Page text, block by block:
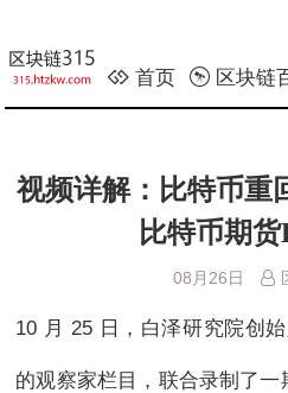
首页 区块链
视频详解：比特币
比特币期
08月26日
10 月 25 日，白泽研究院创
的观察家栏目，联合录制了